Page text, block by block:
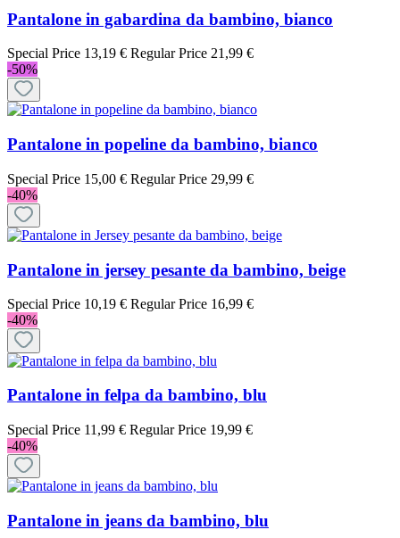
Pantalone in gabardina da bambino, bianco
Special Price 13,19 € Regular Price 21,99 €
-50%
Pantalone in popeline da bambino, bianco
Special Price 15,00 € Regular Price 29,99 €
-40%
Pantalone in jersey pesante da bambino, beige
Special Price 10,19 € Regular Price 16,99 €
-40%
Pantalone in felpa da bambino, blu
Special Price 11,99 € Regular Price 19,99 €
-40%
Pantalone in jeans da bambino, blu